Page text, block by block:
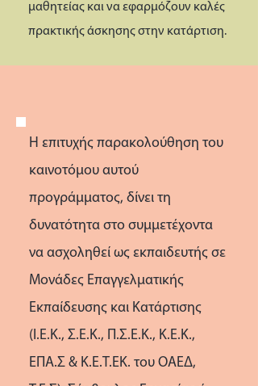
μαθητείας και να εφαρμόζουν καλές
πρακτικής άσκησης στην κατάρτιση.
Η επιτυχής παρακολούθηση του
καινοτόμου αυτού
προγράμματος, δίνει τη
δυνατότητα στο συμμετέχοντα
να ασχοληθεί ως εκπαιδευτής σε
Μονάδες Επαγγελματικής
Εκπαίδευσης και Κατάρτισης
(Ι.Ε.Κ., Σ.Ε.Κ., Π.Σ.Ε.Κ., Κ.Ε.Κ.,
ΕΠΑ.Σ & Κ.Ε.Τ.ΕΚ. του ΟΑΕΔ,